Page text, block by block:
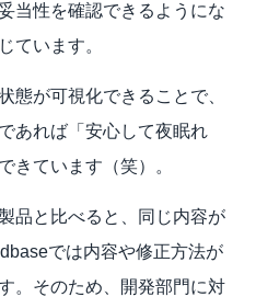
当性を確認できるようにな
ています。
態が可視化できることで、
あれば「安心して夜眠れ
ています（笑）。
品と比べると、同じ内容が
では内容や修正方法が
。そのため、開発部門に対